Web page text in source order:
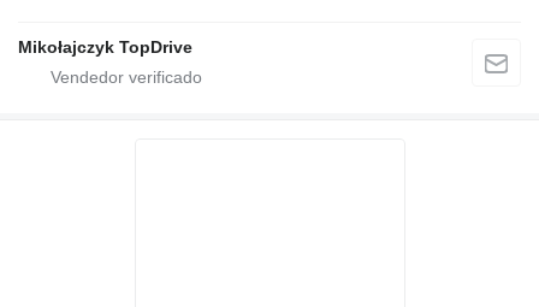
Mikołajczyk TopDrive